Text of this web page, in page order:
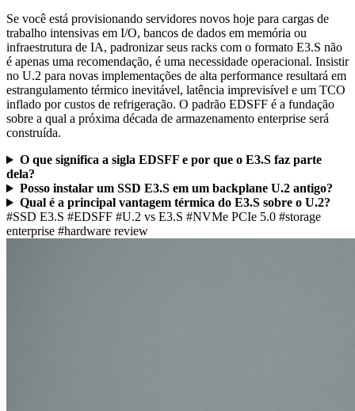
Se você está provisionando servidores novos hoje para cargas de
trabalho intensivas em I/O, bancos de dados em memória ou
infraestrutura de IA, padronizar seus racks com o formato E3.S não
é apenas uma recomendação, é uma necessidade operacional. Insistir
no U.2 para novas implementações de alta performance resultará em
estrangulamento térmico inevitável, latência imprevisível e um TCO
inflado por custos de refrigeração. O padrão EDSFF é a fundação
sobre a qual a próxima década de armazenamento enterprise será
construída.
O que significa a sigla EDSFF e por que o E3.S faz parte
dela?
Posso instalar um SSD E3.S em um backplane U.2 antigo?
Qual é a principal vantagem térmica do E3.S sobre o U.2?
#SSD E3.S #EDSFF #U.2 vs E3.S #NVMe PCIe 5.0 #storage
enterprise #hardware review